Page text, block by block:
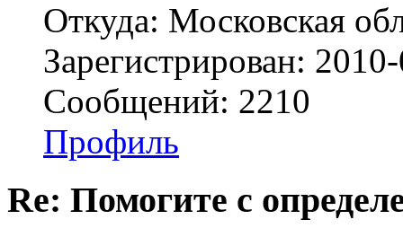
Откуда: Московская
Зарегистрирован:
Сообщений: 2210
Профиль
Re: Помогите с